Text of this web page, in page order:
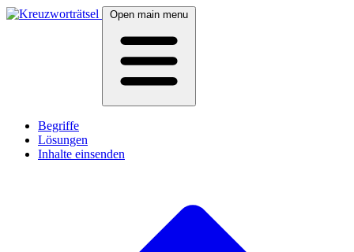
Open main menu
Begriffe
Lösungen
Inhalte einsenden